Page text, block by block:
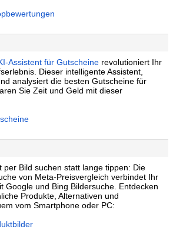
Assistent für Gutscheine revolutioniert Ihr
Dieser intelligente Assistent,
analysiert die besten Gutscheine für
Sie Zeit und Geld mit dieser
per Bild suchen statt lange tippen: Die
von Meta-Preisvergleich verbindet Ihr
Google und Bing Bildersuche. Entdecken
Produkte, Alternativen und
vom Smartphone oder PC: